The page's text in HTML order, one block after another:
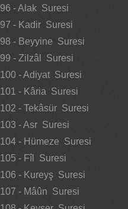
96 - Alak Suresi
97 - Kadir Suresi
98 - Beyyine Suresi
99 - Zilzâl Suresi
100 - Adiyat Suresi
101 - Kâria Suresi
102 - Tekâsür Suresi
103 - Asr Suresi
104 - Hümeze Suresi
105 - Fîl Suresi
106 - Kureyş Suresi
107 - Mâûn Suresi